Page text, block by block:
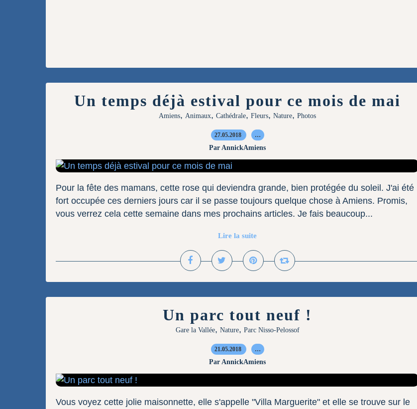
Un temps déjà estival pour ce mois de mai
Amiens, Animaux, Cathédrale, Fleurs, Nature, Photos
27.05.2018 …
Par AnnickAmiens
Pour la fête des mamans, cette rose qui deviendra grande, bien protégée du soleil. J'ai été
fort occupée ces derniers jours car il se passe toujours quelque chose à Amiens. Promis,
vous verrez cela cette semaine dans mes prochains articles. Je fais beaucoup...
Lire la suite
Un parc tout neuf !
Gare la Vallée, Nature, Parc Nisso-Pelossof
21.05.2018 …
Par AnnickAmiens
Vous voyez cette jolie maisonnette, elle s'appelle "Villa Marguerite" et elle se trouve sur le